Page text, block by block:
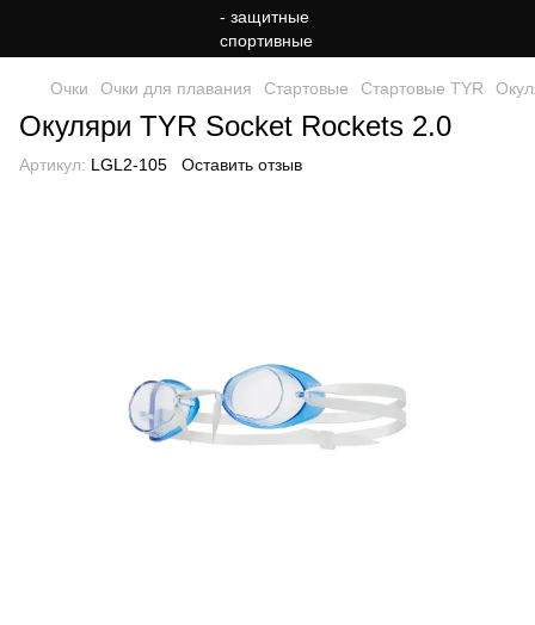
Очки Очки для плавания Стартовые Стартовые TYR
Окуляри TYR Socket Rockets 2.0
Артикул: LGL2-105 Оставить отзыв